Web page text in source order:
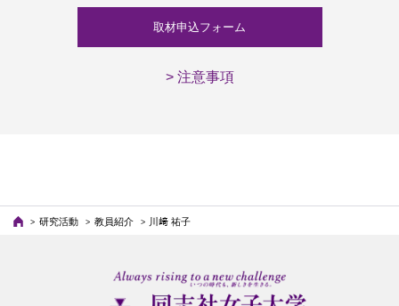
取材申込フォーム
> 注意事項
研究活動 教員紹介 川﨑 祐子